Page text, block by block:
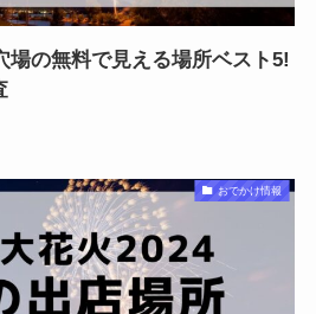
場の無料で見える場所ベスト5!
おでかけ情報